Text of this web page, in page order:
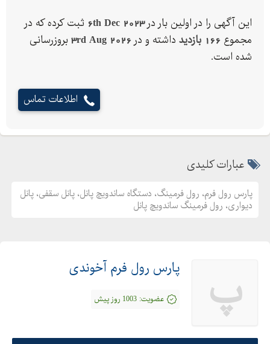
این آگهی را در اولین بار در6th Dec 2023 ثبت کرده که در
مجموع 166 بازدید داشته و در 3rd Aug 2026 بروزرسانی
شده است.
اطلاعات تماس
عبارات کلیدی
پارس رول فرم، رول فرمینگ، دستگاه ساندویچ پانل، پانل سقفی، پانل
دیواری، رول فرمینگ ساندویچ پانل
پ پارس رول فرم آخوندی
عضویت: 1003 روز پیش